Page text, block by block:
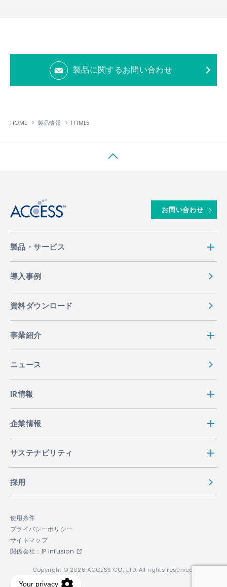
製品に関するお問い合わせ
HOME 製品情報 HTML5
お問い合わせ
製品・サービス
導入事例
資料ダウンロード
事業紹介
ニュース
IR情報
企業情報
サステナビリティ
採用
使用条件
プライバシーポリシー
サイトマップ
関係会社：IP Infusion
Copyright © 2026 ACCESS CO., LTD. All rights reserved.